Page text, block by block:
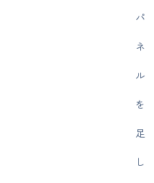
パ
ネ
ル
を
足
し